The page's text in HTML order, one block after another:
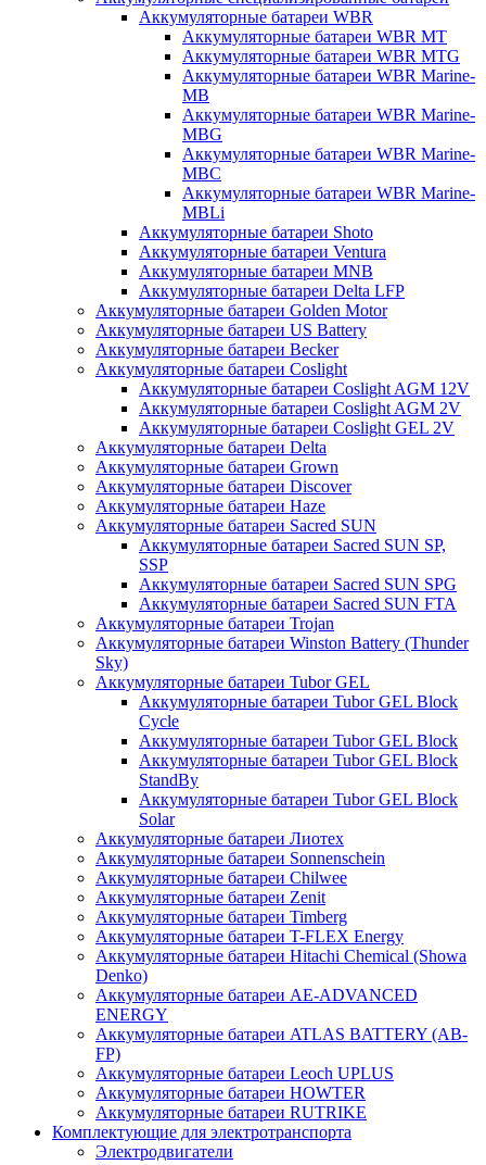
Аккумуляторные батареи WBR
Аккумуляторные батареи WBR MT
Аккумуляторные батареи WBR MTG
Аккумуляторные батареи WBR Marine-
MB
Аккумуляторные батареи WBR Marine-
MBG
Аккумуляторные батареи WBR Marine-
MBC
Аккумуляторные батареи WBR Marine-
MBLi
Аккумуляторные батареи Shoto
Аккумуляторные батареи Ventura
Аккумуляторные батареи MNB
Аккумуляторные батареи Delta LFP
Аккумуляторные батареи Golden Motor
Аккумуляторные батареи US Battery
Аккумуляторные батареи Becker
Аккумуляторные батареи Coslight
Аккумуляторные батареи Coslight AGM 12V
Аккумуляторные батареи Coslight AGM 2V
Аккумуляторные батареи Coslight GEL 2V
Аккумуляторные батареи Delta
Аккумуляторные батареи Grown
Аккумуляторные батареи Discover
Аккумуляторные батареи Haze
Аккумуляторные батареи Sacred SUN
Аккумуляторные батареи Sacred SUN SP,
SSP
Аккумуляторные батареи Sacred SUN SPG
Аккумуляторные батареи Sacred SUN FTA
Аккумуляторные батареи Trojan
Аккумуляторные батареи Winston Battery (Thunder
Sky)
Аккумуляторные батареи Tubor GEL
Аккумуляторные батареи Tubor GEL Block
Cycle
Аккумуляторные батареи Tubor GEL Block
Аккумуляторные батареи Tubor GEL Block
StandBy
Аккумуляторные батареи Tubor GEL Block
Solar
Аккумуляторные батареи Лиотех
Аккумуляторные батареи Sonnenschein
Аккумуляторные батареи Chilwee
Аккумуляторные батареи Zenit
Аккумуляторные батареи Timberg
Аккумуляторные батареи T-FLEX Energy
Аккумуляторные батареи Hitachi Chemical (Showa
Denko)
Аккумуляторные батареи АЕ-ADVANCED
ENERGY
Аккумуляторные батареи ATLAS BATTERY (AB-
FP)
Аккумуляторные батареи Leoch UPLUS
Аккумуляторные батареи HOWTER
Аккумуляторные батареи RUTRIKE
Комплектующие для электротранспорта
Электродвигатели